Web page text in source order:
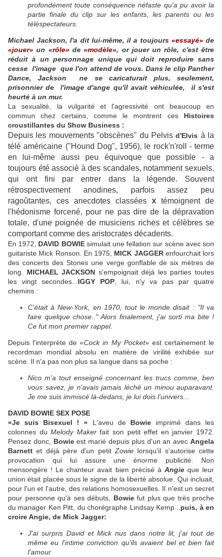
profondément toute conséquence néfaste qu'a pu avoir la
partie finale du clip sur les enfants, les parents ou les
téléspectateurs.
Michael Jackson, l'a dit lui-même, il a toujours «essayé»de
«jouer» un «rôle»de«modèle», or jouer un rôle, c'est être
réduit à un personnage unique qui doit reproduire sans
cesse l'image que l'on attend de vous. Dans le clip Panther
Dance, Jackson ne se caricaturait plus, seulement,
prisonnier de l'image d'ange qu'il avait véhiculée, il s'est
heurté à un mur.
La sexualité, la vulgarité et l'agressivité ont beaucoup en
commun chez certains, comme le montrent ces Histoires
croustillantes du Show Business :
Depuis les mouvements "obscènes" du Pelvisd'Elvis à la
télé américaine ("Hound Dog", 1956), le rock'n'roll - terme
en lui-même aussi peu équivoque que possible - a
toujours été associé à des scandales, notamment sexuels,
qui ont fini par entrer dans la légende. Souvent
rétrospectivement anodines, parfois assez peu
ragoûtantes, ces anecdotes classées X témoignent de
l'hédonisme forcené, pour ne pas dire de la dépravation
totale, d'une poignée de musiciens riches et célèbres se
comportant comme des aristocrates décadents.
En 1972, DAVID BOWIEsimulait une fellation sur scène avec son
guitariste Mick Ronson. En 1975, MICK JAGGERenfourchait lors
des concerts des Stones une verge gonflable de six mètres de
long. MICHAEL JACKSON s'empoignait déjà les parties toutes
les vingt secondes... IGGY POP , lui, n'y va pas par quatre
chemins :
C'était à New-York, en 1970, tout le monde disait : "Il va
faire quelque chose.." Alors finalement, j'ai sorti ma bite !
Ce fut mon premier rappel.
Depuis l'interprète de «Cock in My Pocket» est certainement le
recordman mondial absolu en matière de virilité exhibée sur
scène. Il n'a pas non plus sa langue dans sa poche :
Nico m'a tout enseigné concernant les trucs comme, ben
vous savez, je n'avais jamais léché un minou auparavant.
Je me suis immiscé là-dedans, je lui dois l'univers...
DAVID BOWIE SEX POSE
«Je suis Bisexuel ! » L'aveu de Bowieimprimé dans les
colonnes duMelody Makerfait son petit effet en janvier 1972.
Pensez donc, Bowieest marié depuis plus d'un an avecAngela
Barnett et déjà père d'un petit Zowie lorsqu'il s'autorise cette
provocation qui lui assure une énorme publicité. Non
mensongère ! Le chanteur avait bien précisé à Angieque leur
union était placée sous le signe de la liberté absolue. Qui incluait,
pour l'un et l'autre, des relations homosexuelles. Il n'est un secret
pour personne qu'à ses débuts,
Bowiefut plus que très proche
du manager Ken Pitt, du chorégraphe Lindsay Kemp... puis, à en
croire Angie, de Mick Jagger:
J'ai surpris David et Mick nus dans notre lit, j'ai tout de
même eu l'intime conviction qu'ils avaient bel et bien fait
l'amour